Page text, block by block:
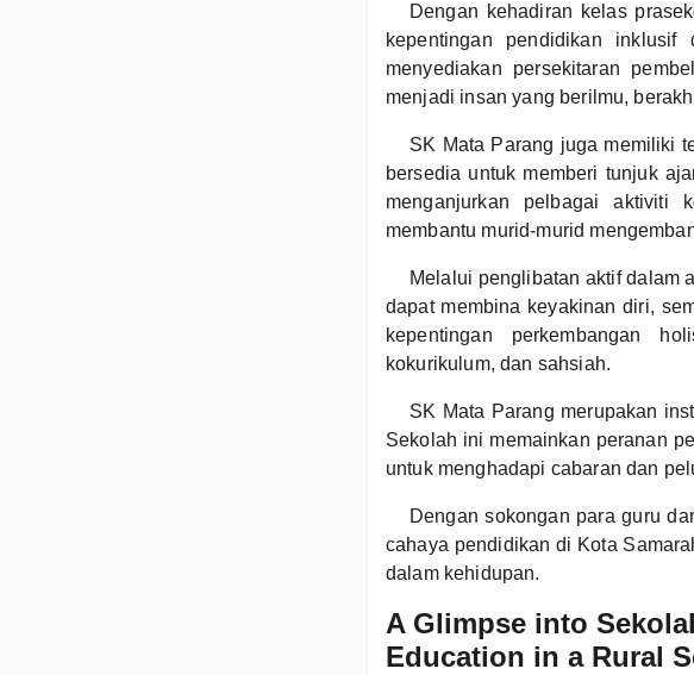
Dengan kehadiran kelas
kepentingan pendidikan
menyediakan persekitaran
menjadi insan yang berilmu,
SK Mata Parang juga memiliki
bersedia untuk memberi tunjuk
menganjurkan pelbagai aktiviti
membantu murid-murid
Melalui penglibatan aktif dalam
dapat membina keyakinan diri,
kepentingan perkembangan
kokurikulum, dan sahsiah.
SK Mata Parang merupakan
Sekolah ini memainkan peranan
untuk menghadapi cabaran dan
Dengan sokongan para guru
cahaya pendidikan di Kota
dalam kehidupan.
A Glimpse into
Education in a Rural